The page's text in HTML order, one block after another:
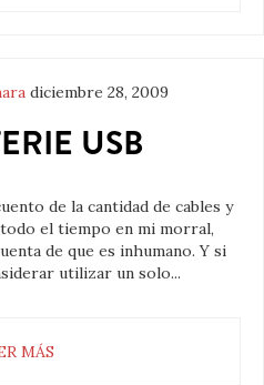
diciembre 28, 2009
USB
de la cantidad de cables y
el tiempo en mi morral,
de que es inhumano. Y si
utilizar un solo...
MÁS